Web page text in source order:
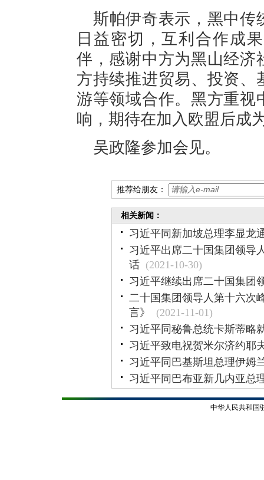
斯帕伊奇表示，黑中传
日益密切，互利合作成
伴，感谢中方为黑山经济
方持续推进贸易、投资、
游等领域合作。黑方重视
响，期待在加入欧盟后成
吴政隆参加会见。
推荐给朋友：
相关新闻：
习近平同新加坡总理李显龙
习近平出席二十国集团领导
话 (2021-10-30)
习近平继续出席二十国集团
二十国集团领导人第十六次
言》
(2021-11-01)
习近平同秘鲁总统卡斯蒂略
习近平致电祝贺米尔济约耶
习近平同巴基斯坦总理伊姆
习近平同巴布亚新几内亚总
中华人民共和国